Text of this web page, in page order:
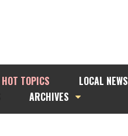
HOT TOPICS
LOCAL NEWS
ARCHIVES